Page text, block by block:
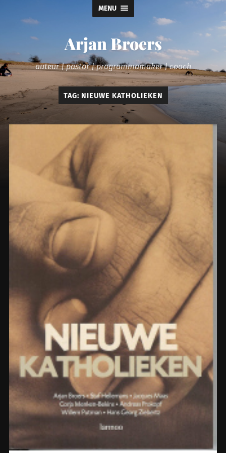
MENU
Arjan Broers
auteur | pastor | programmamaker | coach
TAG: NIEUWE KATHOLIEKEN